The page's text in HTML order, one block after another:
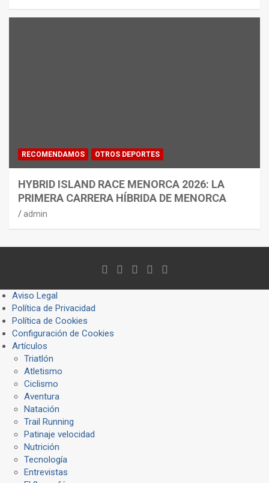
RECOMENDAMOS OTROS DEPORTES
HYBRID ISLAND RACE MENORCA 2026: LA
PRIMERA CARRERA HÍBRIDA DE MENORCA
admin
Aviso Legal
Política de Privacidad
Política de Cookies
Configuración de Cookies
Artículos
Triatlón
Atletismo
Ciclismo
Aventura
Natación
Trail Running
Patinaje velocidad
Nutrición
Tecnología
Entrevistas